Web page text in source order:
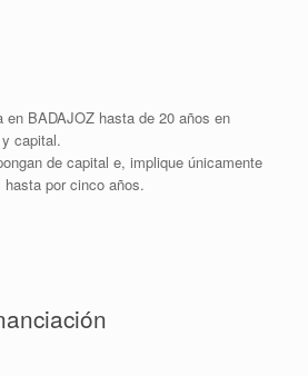
en BADAJOZ hasta de 20 años en
capital.
de capital e, implique únicamente
por cinco años.